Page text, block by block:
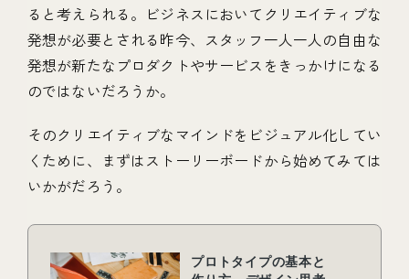
ると考えられる。ビジネスにおいてクリエイティブな
発想が必要とされる昨今、スタッフ一人一人の自由な
発想が新たなプロダクトやサービスをきっかけになる
のではないだろうか。
そのクリエイティブなマインドをビジュアル化してい
くために、まずはストーリーボードから始めてみては
いかがだろう。